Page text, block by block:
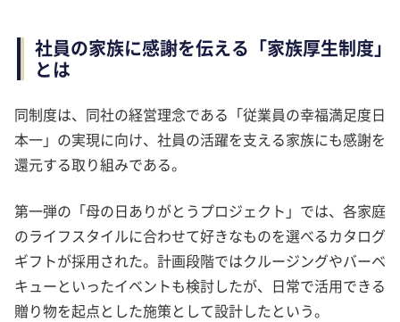
社員の家族に感謝を伝える「家族厚生制度」
とは
同制度は、同社の経営理念である「従業員の幸福満足度日
本一」の実現に向け、社員の活躍を支える家族にも感謝を
還元する取り組みである。
第一弾の「母の日ありがとうプロジェクト」では、各家庭
のライフスタイルに合わせて好きなものを選べるカタログ
ギフトが採用された。計画段階ではクルージングやバーベ
キューといったイベントも検討したが、日常で活用できる
贈り物を起点とした施策として設計したという。